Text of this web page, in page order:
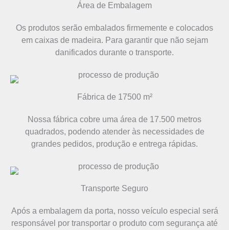
Área de Embalagem
Os produtos serão embalados firmemente e colocados
em caixas de madeira. Para garantir que não sejam
danificados durante o transporte.
Fábrica de 17500 m²
Nossa fábrica cobre uma área de 17.500 metros
quadrados, podendo atender às necessidades de
grandes pedidos, produção e entrega rápidas.
Transporte Seguro
Após a embalagem da porta, nosso veículo especial será
responsável por transportar o produto com segurança até